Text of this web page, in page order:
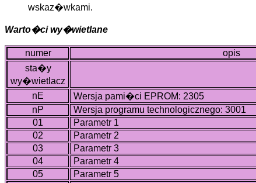
wskaz�wkami.
Warto�ci wy�wietlane
numer
opis
sta�y
wy�wietlacz
nE
Wersja pami�ci EPROM: 2305
nP
Wersja programu technologicznego: 3001
01
Parametr 1
02
Parametr 2
03
Parametr 3
04
Parametr 4
05
Parametr 5